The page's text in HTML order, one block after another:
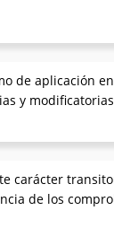
de
y
carácter
de los